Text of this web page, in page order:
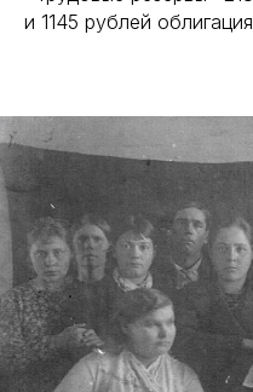
и 1145 рублей